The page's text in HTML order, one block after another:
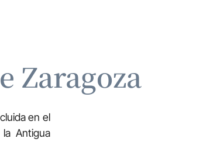
Zaragoza
en el
Antigua